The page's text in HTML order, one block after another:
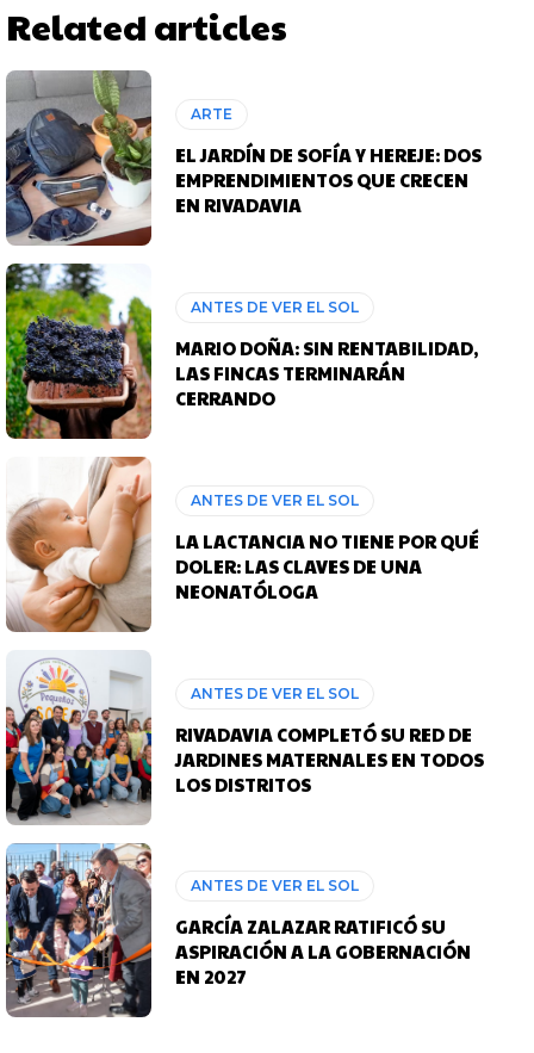
Related articles
ARTE
EL JARDÍN DE SOFÍA Y HEREJE: DOS
EMPRENDIMIENTOS QUE CRECEN
EN RIVADAVIA
ANTES DE VER EL SOL
MARIO DOÑA: SIN RENTABILIDAD,
LAS FINCAS TERMINARÁN
CERRANDO
ANTES DE VER EL SOL
LA LACTANCIA NO TIENE POR QUÉ
DOLER: LAS CLAVES DE UNA
NEONATÓLOGA
ANTES DE VER EL SOL
RIVADAVIA COMPLETÓ SU RED DE
JARDINES MATERNALES EN TODOS
LOS DISTRITOS
ANTES DE VER EL SOL
GARCÍA ZALAZAR RATIFICÓ SU
ASPIRACIÓN A LA GOBERNACIÓN
EN 2027